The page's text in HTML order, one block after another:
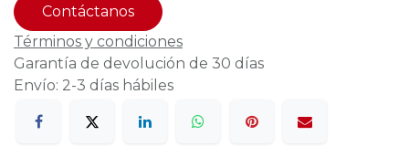
Contáctanos
Términos y condiciones
Garantía de devolución de 30 días
Envío: 2-3 días hábiles